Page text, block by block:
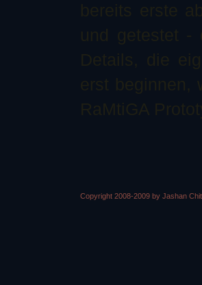
Copyright 2008-2009 by Jashan